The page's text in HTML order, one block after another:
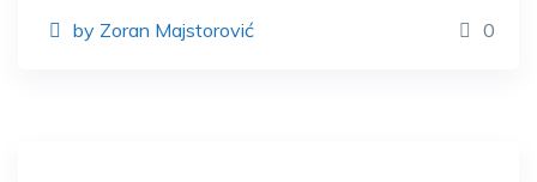
by Zoran Majstorović 0